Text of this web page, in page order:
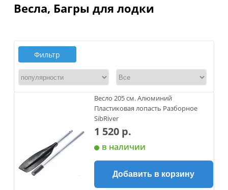
Весла, Багры для лодки
Фильтр
Весло 205 см. Алюминий
Пластиковая лопасть Разборное
SibRiver
1 520 р.
в наличии
Добавить в корзину